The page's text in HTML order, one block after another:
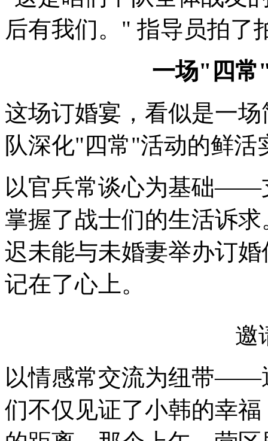
后有我们。" 指导员拍了
一场"四常
这场订婚宴，看似是一
队深化"四常"活动的鲜活
以官兵常谈心为基础——
掌握了战士们的生活诉
迟未能与未婚妻举办订
记在了心上。
邀
以情感常交流为纽带——
们不仅见证了小韩的幸